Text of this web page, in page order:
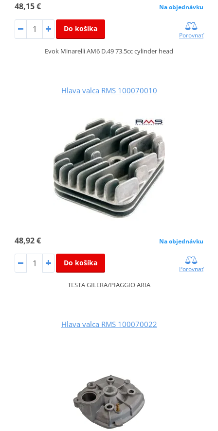
48,15 € Na objednávku
Do košíka
Porovnať
Evok Minarelli AM6 D.49 73.5cc cylinder head
Hlava valca RMS 100070010
48,92 € Na objednávku
Do košíka
Porovnať
TESTA GILERA/PIAGGIO ARIA
Hlava valca RMS 100070022